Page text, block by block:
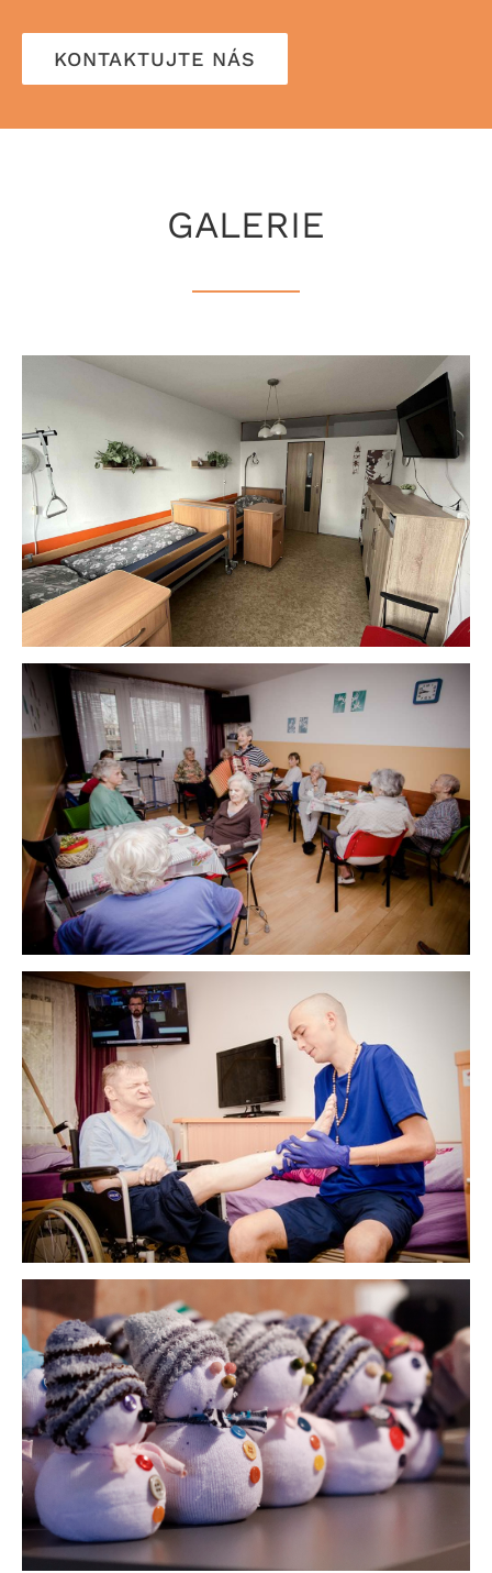
KONTAKTUJTE NÁS
GALERIE
Ubytování
Volnočasové aktivity
Poskytované služby
Výrobky našich uživatelů